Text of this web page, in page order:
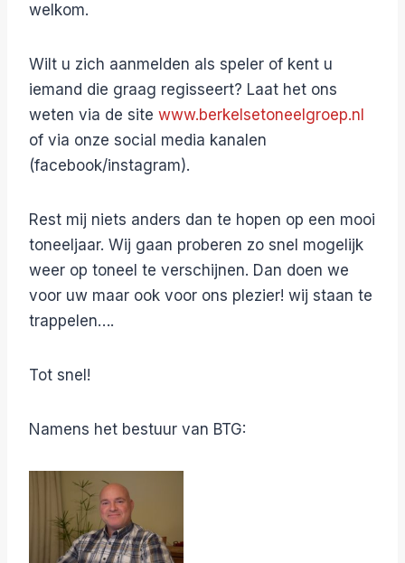
welkom.
Wilt u zich aanmelden als speler of kent u
iemand die graag regisseert? Laat het ons
weten via de site www.berkelsetoneelgroep.nl
of via onze social media kanalen
(facebook/instagram).
Rest mij niets anders dan te hopen op een mooi
toneeljaar. Wij gaan proberen zo snel mogelijk
weer op toneel te verschijnen. Dan doen we
voor uw maar ook voor ons plezier! wij staan te
trappelen….
Tot snel!
Namens het bestuur van BTG: